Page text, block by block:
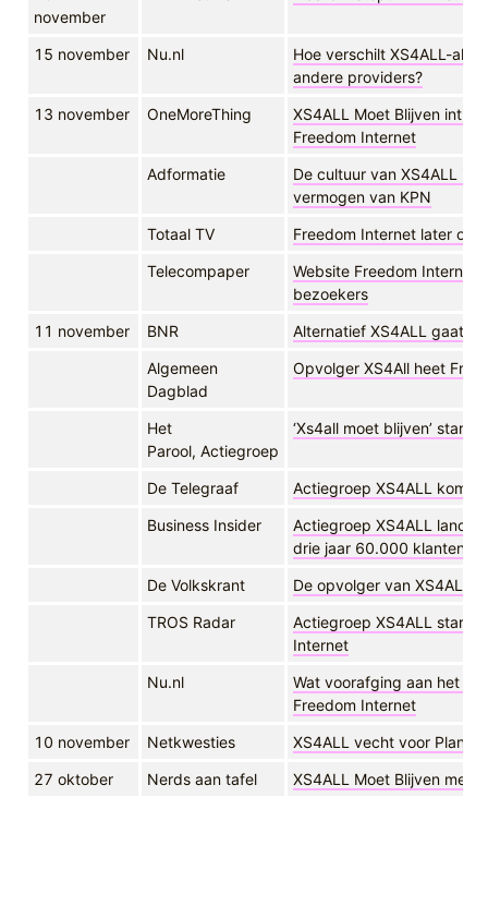
november
15 november Nu.nl
Hoe verschilt XS4ALL-
andere providers?
13 november
OneMoreThing
XS4ALL Moet Blijven
Freedom Internet
Adformatie
De cultuur van XS4ALL is
vermogen van KPN
Totaal TV
Freedom Internet later
Telecompaper
Website Freedom Internet
bezoekers
11 november
BNR
Alternatief XS4ALL gaat
Algemeen
Dagblad
Opvolger XS4All heet
Het
Parool, Actiegroep
‘Xs4all moet blijven’ start
De Telegraaf
Actiegroep XS4ALL komt
Business Insider
Actiegroep XS4ALL
drie jaar 60.000 klanten
De Volkskrant
De opvolger van XS4ALL
TROS Radar
Actiegroep XS4ALL start
Internet
Nu.nl
Wat voorafging aan het
Freedom Internet
10 november
Netkwesties
XS4ALL vecht voor Plan A
27 oktober
Nerds aan tafel XS4ALL Moet Blijven met